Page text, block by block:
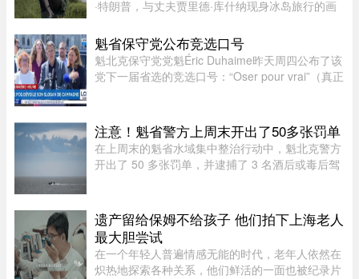
·特朗普，与丈夫贾里德·库什纳现身冰岛旅行的画
密，伊万卡被贾里德来了一个“公主抱”，两个人就
宛若刚刚订婚一般。现 ...
魁省保守党公布竞选口号
魁北克保守党党魁Éric Duhaime昨天周四公布了该
党下一届省选的竞选口号：“Oser pour vrai”（真正
未来联盟（CAQ）、 ...
注意！魁省警方上周末开出了50多张罚单
在上周末的魁省水域集中整治行动中，魁北克警方
开出了 50 多张罚单，并逮捕了 3 名酒后或毒后驾
内的多支魁省警力在 8 月 1 ...
遗产留给保姆不给孩子 他们拍下上海老人
最大胆尝试
在一个年轻人普遍情感无能的时代，老年人依然在
炽热地探索各种关系，他们鲜活的一面也被纪录片